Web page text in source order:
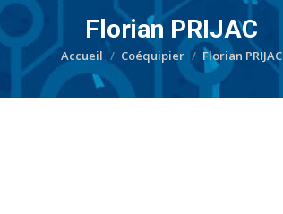
Florian PRIJAC
Vous êtes ici :
Accueil Coéquipier Florian PRIJAC